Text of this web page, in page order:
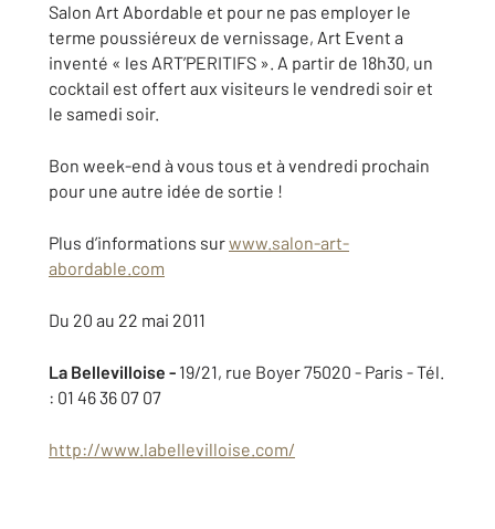
Salon Art Abordable et pour ne pas employer le
terme poussiéreux de vernissage, Art Event a
inventé « les ART’PERITIFS ». A partir de 18h30, un
cocktail est offert aux visiteurs le vendredi soir et
le samedi soir.
Bon week-end à vous tous et à vendredi prochain
pour une autre idée de sortie !
Plus d’informations surwww.salon-art-
abordable.com
Du 20 au 22 mai 2011
La Bellevilloise - 19/21, rue Boyer 75020 - Paris - Tél.
: 01 46 36 07 07
http://www.labellevilloise.com/